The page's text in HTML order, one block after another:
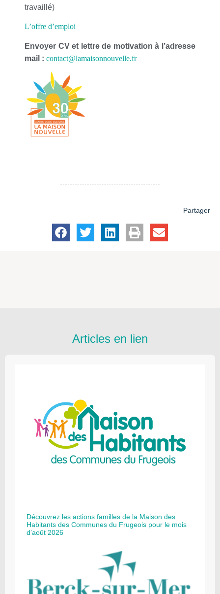
travaillé)
L’offre d’emploi
Envoyer CV et lettre de motivation à l’adresse
mail : contact@lamaisonnouvelle.fr
Partager
Articles en lien
Découvrez les actions familles de la Maison des
Habitants des Communes du Frugeois pour le mois
d’août 2026